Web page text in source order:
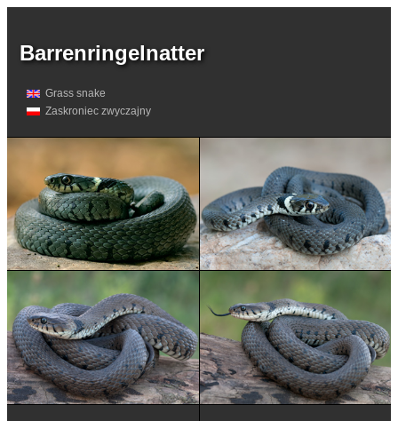
Barrenringelnatter
Grass snake
Zaskroniec zwyczajny